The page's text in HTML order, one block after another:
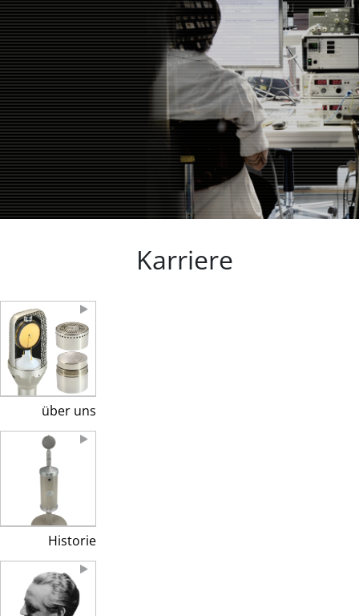
Karriere
über uns
Historie